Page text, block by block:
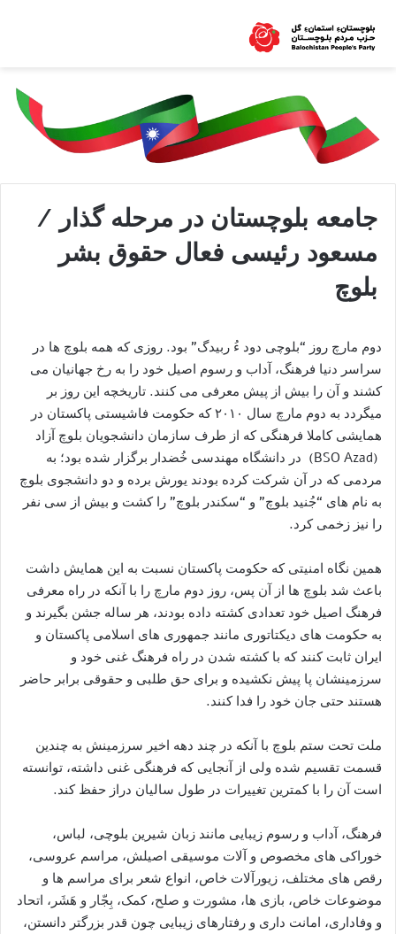
جامعه بلوچستان در مرحله گذار /
مسعود رئیسی فعال حقوق بشر
بلوچ
دوم مارچ روز “بلوچی دود ءُ ربیدگ” بود. روزی که همه بلوچ ها در
سراسر دنیا فرهنگ، آداب و رسوم اصیل خود را به رخ جهانیان می
کشند و آن را بیش از پیش معرفی می کنند. تاریخچه این روز بر
میگردد به دوم مارچ سال ۲۰۱۰ که حکومت فاشیستی پاکستان در
همایشی کاملا فرهنگی که از طرف سازمان دانشجویان بلوچ آزاد
(BSO Azad) در دانشگاه مهندسی خُضدار برگزار شده بود؛ به
مردمی که در آن شرکت کرده بودند یورش برده و دو دانشجوی بلوچ
به نام های “جُنید بلوچ” و “سکندر بلوچ” را کشت و بیش از سی نفر
را نیز زخمی کرد.
همین نگاه امنیتی که حکومت پاکستان نسبت به این همایش داشت
باعث شد بلوچ ها از آن پس، روز دوم مارچ را با آنکه در راه معرفی
فرهنگ اصیل خود تعدادی کشته داده بودند، هر ساله جشن بگیرند و
به حکومت های دیکتاتوری مانند جمهوری های اسلامی پاکستان و
ایران ثابت کنند که با کشته شدن در راه فرهنگ غنی خود و
سرزمینشان پا پیش نکشیده و برای حق طلبی و حقوقی برابر حاضر
هستند حتی جان خود را فدا کنند.
ملت تحت ستم بلوچ با آنکه در چند دهه اخیر سرزمینش به چندین
قسمت تقسیم شده ولی از آنجایی که فرهنگی غنی داشته، توانسته
است آن را با کمترین تغییرات در طول سالیان دراز حفظ کند.
فرهنگ، آداب و رسوم زیبایی مانند زبان شیرین بلوچی، لباس،
خوراکی های مخصوص و آلات موسیقی اصیلش، مراسم عروسی،
رقص های مختلف، زیورآلات خاص، انواع شعر برای مراسم ها و
موضوعات خاص، بازی ها، مشورت و صلح، کمک، بِجّار و هَشَر، اتحاد
و وفاداری، امانت داری و رفتارهای زیبایی چون قدر بزرگتر دانستن،